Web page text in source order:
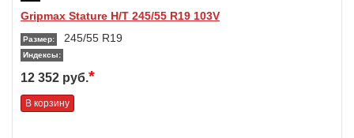
Gripmax Stature H/T 245/55 R19 103V
Размер: 245/55 R19
Индексы:
12 352 руб.*
В корзину